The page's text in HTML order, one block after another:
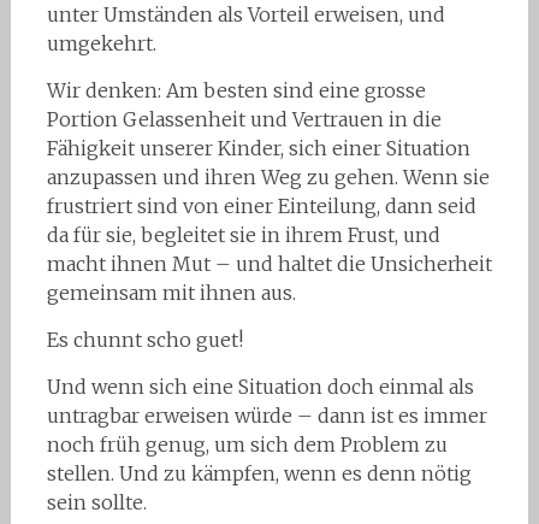
unter Umständen als Vorteil erweisen, und
umgekehrt.
Wir denken: Am besten sind eine grosse
Portion Gelassenheit und Vertrauen in die
Fähigkeit unserer Kinder, sich einer Situation
anzupassen und ihren Weg zu gehen. Wenn sie
frustriert sind von einer Einteilung, dann seid
da für sie, begleitet sie in ihrem Frust, und
macht ihnen Mut – und haltet die Unsicherheit
gemeinsam mit ihnen aus.
Es chunnt scho guet!
Und wenn sich eine Situation doch einmal als
untragbar erweisen würde – dann ist es immer
noch früh genug, um sich dem Problem zu
stellen. Und zu kämpfen, wenn es denn nötig
sein sollte.